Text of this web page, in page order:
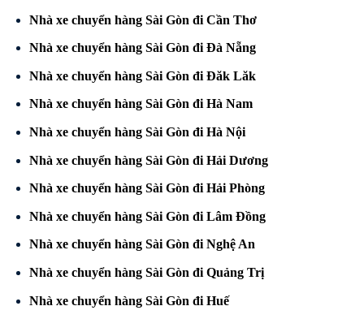
Nhà xe chuyển hàng Sài Gòn đi Cần Thơ
Nhà xe chuyển hàng Sài Gòn đi Đà Nẵng
Nhà xe chuyển hàng Sài Gòn đi Đăk Lăk
Nhà xe chuyển hàng Sài Gòn đi Hà Nam
Nhà xe chuyển hàng Sài Gòn đi Hà Nội
Nhà xe chuyển hàng Sài Gòn đi Hải Dương
Nhà xe chuyển hàng Sài Gòn đi Hải Phòng
Nhà xe chuyển hàng Sài Gòn đi Lâm Đồng
Nhà xe chuyển hàng Sài Gòn đi Nghệ An
Nhà xe chuyển hàng Sài Gòn đi Quảng Trị
Nhà xe chuyển hàng Sài Gòn đi Huế